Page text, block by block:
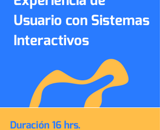
Usuario con Sistemas
Interactivos
Duración 16 hrs.